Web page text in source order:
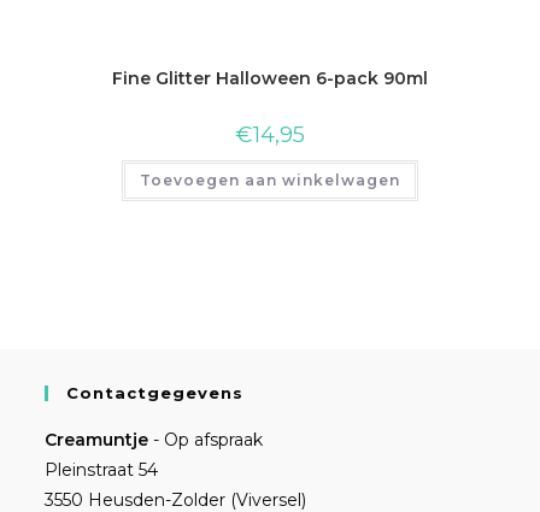
Fine Glitter Halloween 6-pack 90ml
€14,95
Toevoegen aan winkelwagen
Contactgegevens
Creamuntje - Op afspraak
Pleinstraat 54
3550 Heusden-Zolder (Viversel)